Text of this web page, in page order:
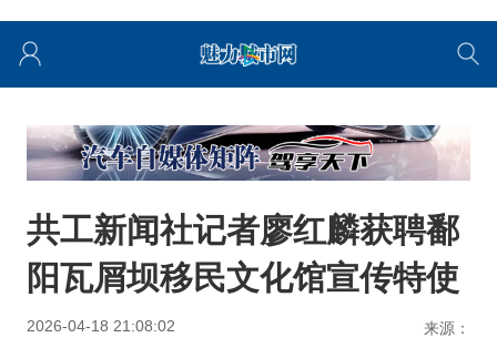
共工新闻社记者廖红麟获聘鄱
阳瓦屑坝移民文化馆宣传特使
2026-04-18 21:08:02 来源：